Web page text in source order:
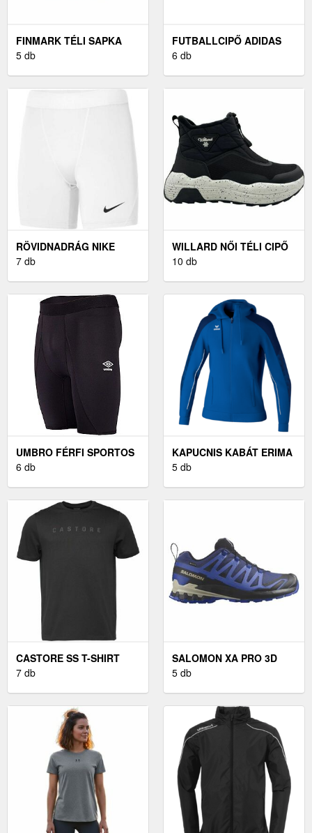
FINMARK TÉLI SAPKA
SÖTÉTSZÜRKE UNI -
5 db
FUTBALLCIPŐ ADIDAS
PREDATOR PRO FOLD-
6 db
RÖVIDNADRÁG NIKE
WOMENS PRO DRI-FIT
7 db
WILLARD NŐI TÉLI CIPŐ
NŐI TÉLI CIPŐ, FEKETE
10 db
UMBRO FÉRFI SPORTOS
RÖVIDNADRÁG FÉRFI
6 db
KAPUCNIS KABÁT ERIMA
EVO STAR HOODIE
5 db
CASTORE SS T-SHIRT
FÉRFI PÓLÓ, FEKETE,
7 db
SALOMON XA PRO 3D
GTX - FÉRFI TÚRACIPŐ
5 db